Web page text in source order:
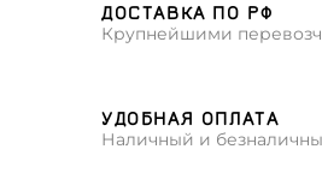
ДОСТАВКА ПО РФ
Крупнейшими
УДОБНАЯ ОПЛАТА
Наличный и